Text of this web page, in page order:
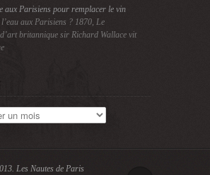
aux Parisiens pour remplacer le vin
aux Parisiens ? 1870, Le
britannique sir Richard Wallace vit
Les Nautes de Paris